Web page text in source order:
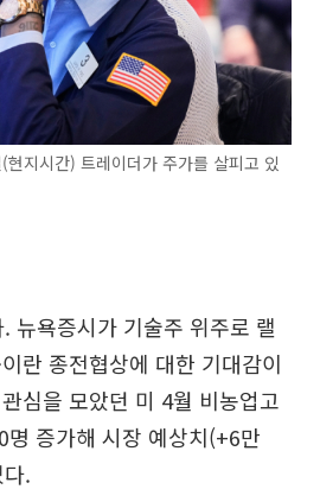
지시간) 트레이더가 주가를 살피고 있
뉴욕증시가 기술주 위주로 랠
란 종전협상에 대한 기대감이
심을 모았던 미 4월 비농업고
증가해 시장 예상치(+6만
.